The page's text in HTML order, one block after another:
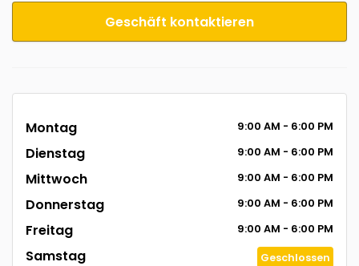
Geschäft kontaktieren
Montag 9:00 AM - 6:00 PM
Dienstag 9:00 AM - 6:00 PM
Mittwoch 9:00 AM - 6:00 PM
Donnerstag 9:00 AM - 6:00 PM
Freitag 9:00 AM - 6:00 PM
Samstag Geschlossen